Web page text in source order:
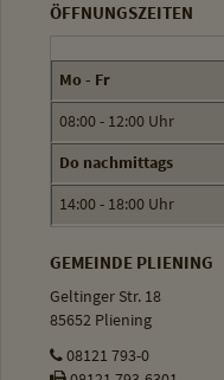
ÖFFNUNGSZEITEN
Mo - Fr
08:00 - 12:00 Uhr
Do nachmittags
14:00 - 18:00 Uhr
GEMEINDE PLIENING
Geltinger Str. 18
85652 Pliening
08121 793-0